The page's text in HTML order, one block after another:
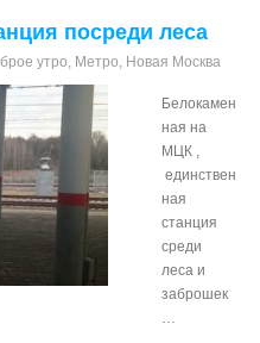
посреди леса
утро Метро Новая Москва
Белокамен
ная на
МЦК ,
единствен
ная
станция
среди
леса и
заброшек